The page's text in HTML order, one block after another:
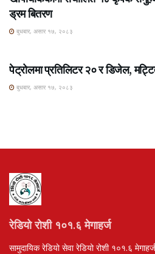
ड्रम बितरण
बुधबार, असार १७, २०८३
पेट्रोलमा प्रतिलिटर २० र डिजेल,
बुधबार, असार १७, २०८३
रेडियो रोशी १०१.६ मेगाहर्ज
सामुदायिक रेडियो सेवा रेडियो रोशी १०१.६